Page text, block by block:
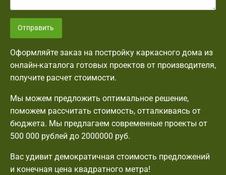
Отправить
Оформляйте заказ на постройку каркасного дома из
онлайн-каталога готовых проектов от производителя,
получите расчет стоимости.
Мы можем предложить оптимальное решение,
поможем рассчитать стоимость, отталкиваясь от
бюджета. Мы предлагаем современные проекты от
500 000 рублей до 2000000 руб.
Вас удивит демократичная стоимость предложений
и конечная цена квадратного метра!